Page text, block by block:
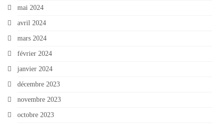
mai 2024
avril 2024
mars 2024
février 2024
janvier 2024
décembre 2023
novembre 2023
octobre 2023